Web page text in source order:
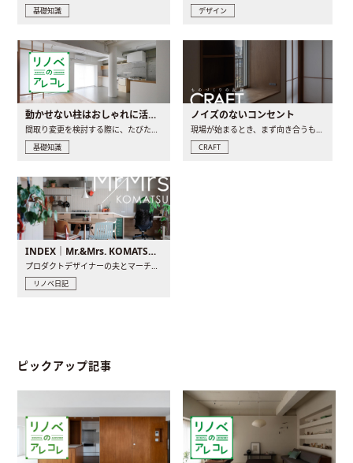
基礎知識 デザイン
動かせない柱はおしゃれに活用！柱を魅せるリノベーション(リノベ)4選
間取り変更を検討する際に、たびたび皆さんの頭を悩ませる動か..
基礎知識
ノイズのないコンセント
現場が始まるとき、まず向き合うものの一つがコンセントです..
CRAFT
INDEX｜Mr.&Mrs. KOMATSU renovation diary
プロダクトデザイナーの夫とマーチャンダイザーの妻が、夫婦で..
リノベ日記
ピックアップ記事